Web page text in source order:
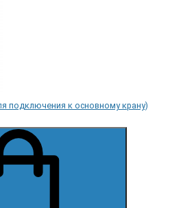
подключения к основному крану)